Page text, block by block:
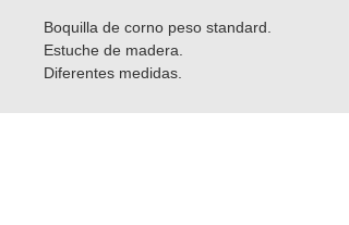
Boquilla de corno peso standard.
Estuche de madera.
Diferentes medidas.